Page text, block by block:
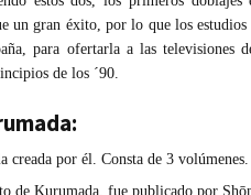
un gran éxito, por lo que los
para ofertarla a las televisiones
de los ´90.
creada por él. Consta de 3 volúmenes.
de Kurumada, fue publicado por